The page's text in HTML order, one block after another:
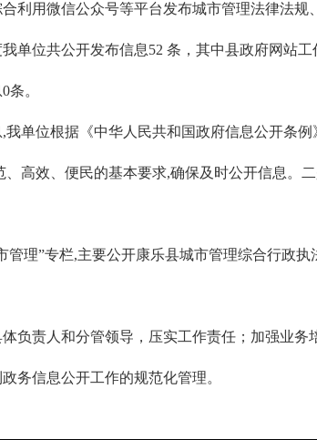
利用微信公众号等平台发布城市管理法律法
单位共公开发布信息52 条，其中县政府网站
条。
单位根据《中华人民共和国政府信息公开条
高效、便民的基本要求,确保及时公开信息。
管理”专栏,主要公开康乐县城市管理综合行政
负责人和分管领导，压实工作责任；加强业
务信息公开工作的规范化管理。